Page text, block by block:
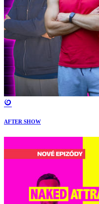
AFTER SHOW